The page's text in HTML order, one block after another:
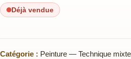
Déjà vendue
Catégorie : Peinture — Technique mixte